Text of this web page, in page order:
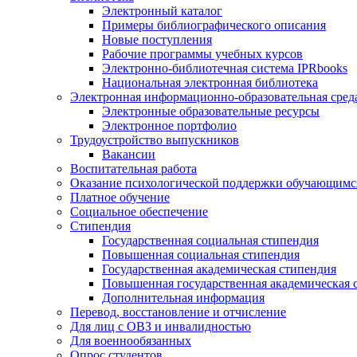
Электронный каталог
Примеры библиографического описания
Новые поступления
Рабочие программы учебных курсов
Электронно-библиотечная система IPRbooks
Национальная электронная библиотека
Электронная информационно-образовательная
Электронные образовательные ресурсы
Электронное портфолио
Трудоустройство выпускников
Вакансии
Воспитательная работа
Оказание психологической поддержки
Платное обучение
Социальное обеспечение
Стипендия
Государственная социальная стипендия
Повышенная социальная стипендия
Государственная академическая стипендия
Повышенная государственная академическая
Дополнительная информация
Перевод, восстановление и отчисление
Для лиц с ОВЗ и инвалидностью
Для военнообязанных